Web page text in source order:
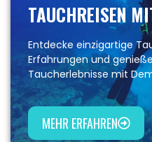
TAUCHREISEN
Entdecke einzigartige
Erfahrungen und
Taucherlebnisse mit
MEHR ERFAHREN